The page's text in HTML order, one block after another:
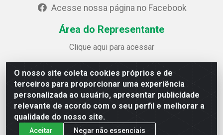
O nosso site coleta cookies próprios e de
terceiros para proporcionar uma experiência
personalizada ao usuário, apresentar publicidade
relevante de acordo com o seu perfil e melhorar a
qualidade do nosso site.
Aceitar Negar não essenciais
Acesse nossa página no Facebook
Área do Representante
Clique aqui para acessar
Credimóveis Novolar Ltda
Rua José Alves Bezerra, 430 - Prazeres - Jaboatão dos
Guararapes / PE - CEP 54.325-610
CNPJ: 09.930.165/0013-70